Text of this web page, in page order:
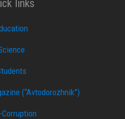
links
(“Avtodorozhnik”)